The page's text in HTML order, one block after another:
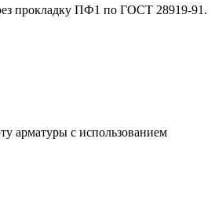
прокладку ПФ1 по ГОСТ 28919-91.
арматуры с использованием